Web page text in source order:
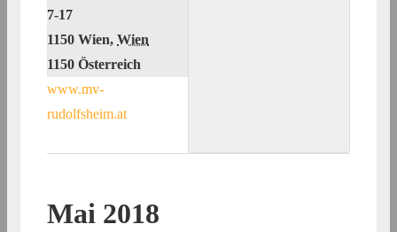
7-17
1150 Wien, Wien
1150 Österreich
www.mv-
rudolfsheim.at
Mai 2018